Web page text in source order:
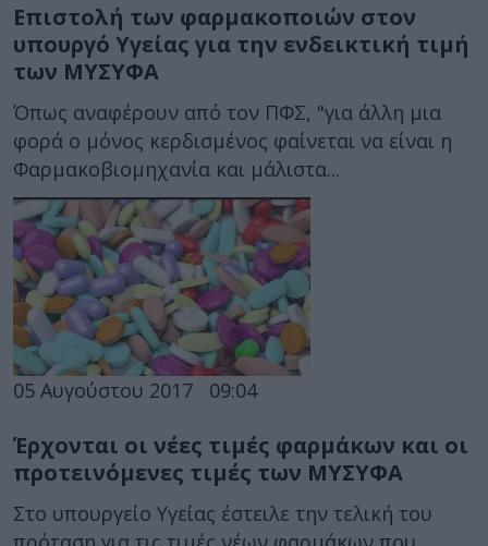
Επιστολή των φαρμακοποιών στον
υπουργό Υγείας για την ενδεικτική τιμή
των ΜΥΣΥΦΑ
Όπως αναφέρουν από τον ΠΦΣ, "για άλλη μια
φορά ο μόνος κερδισμένος φαίνεται να είναι η
Φαρμακοβιομηχανία και μάλιστα...
05 Αυγούστου 2017 09:04
Έρχονται οι νέες τιμές φαρμάκων και οι
προτεινόμενες τιμές των ΜΥΣΥΦΑ
Στο υπουργείο Υγείας έστειλε την τελική του